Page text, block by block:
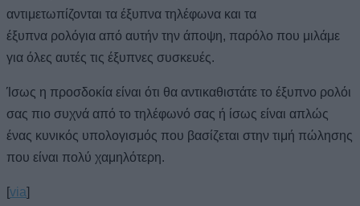
αντιμετωπίζονται τα έξυπνα τηλέφωνα και τα
έξυπνα ρολόγια από αυτήν την άποψη, παρόλο που μιλάμε
για όλες αυτές τις έξυπνες συσκευές.
Ίσως η προσδοκία είναι ότι θα αντικαθιστάτε το έξυπνο ρολόι
σας πιο συχνά από το τηλέφωνό σας ή ίσως είναι απλώς
ένας κυνικός υπολογισμός που βασίζεται στην τιμή πώλησης
που είναι πολύ χαμηλότερη.
[via]